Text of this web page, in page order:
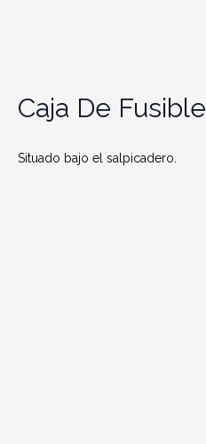
Caja De
Situado bajo el salpicadero.